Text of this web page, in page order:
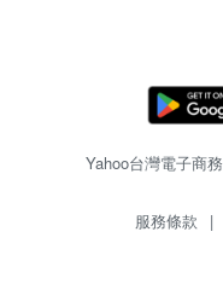
Yahoo台灣電子商
服務條款 |